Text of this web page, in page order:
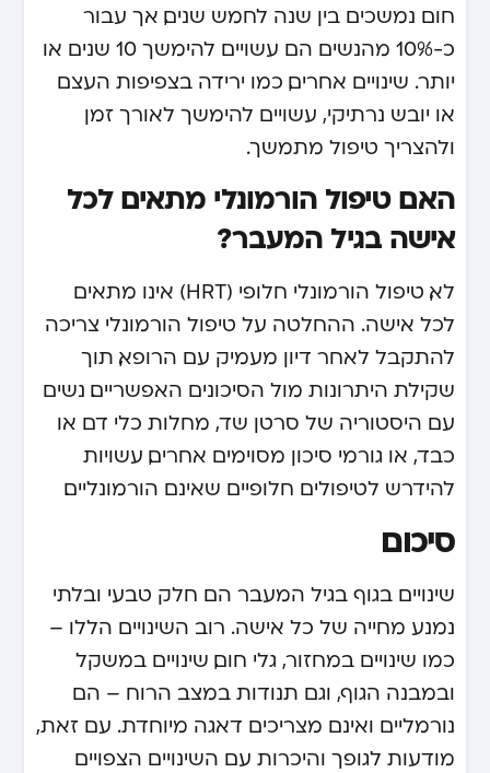
חום נמשכים בין שנה לחמש שנים, אך עבור
כ-10% מהנשים הם עשויים להימשך 10 שנים או
יותר. שינויים אחרים, כמו ירידה בצפיפות העצם
או יובש נרתיקי, עשויים להימשך לאורך זמן
ולהצריך טיפול מתמשך.
האם טיפול הורמונלי מתאים לכל
אישה בגיל המעבר?
לא, טיפול הורמונלי חלופי (HRT) אינו מתאים
לכל אישה. ההחלטה על טיפול הורמונלי צריכה
להתקבל לאחר דיון מעמיק עם הרופא, תוך
שקילת היתרונות מול הסיכונים האפשריים. נשים
עם היסטוריה של סרטן שד, מחלות כלי דם או
כבד, או גורמי סיכון מסוימים אחרים, עשויות
להידרש לטיפולים חלופיים שאינם הורמונליים.
סיכום
שינויים בגוף בגיל המעבר הם חלק טבעי ובלתי
נמנע מחייה של כל אישה. רוב השינויים הללו –
כמו שינויים במחזור, גלי חום, שינויים במשקל
ובמבנה הגוף, וגם תנודות במצב הרוח – הם
נורמליים ואינם מצריכים דאגה מיוחדת. עם זאת,
מודעות לגופך והיכרות עם השינויים הצפויים